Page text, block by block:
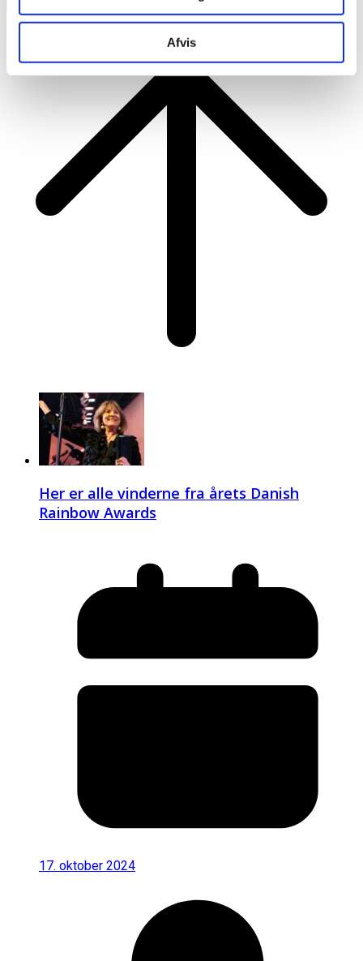
Afvis
Her er alle vinderne fra årets Danish
Rainbow Awards
17. oktober 2024